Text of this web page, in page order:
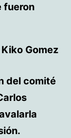
fueron
Gomez
del comité